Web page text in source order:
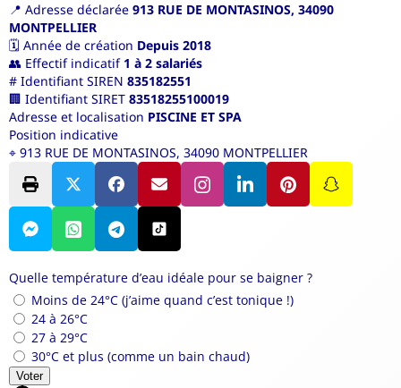
📍 Adresse déclarée 913 RUE DE MONTASINOS, 34090
MONTPELLIER
🗓️ Année de création Depuis 2018
👥 Effectif indicatif 1 à 2 salariés
# Identifiant SIREN 835182551
🏢 Identifiant SIRET 83518255100019
Adresse et localisation PISCINE ET SPA
Position indicative
⌖ 913 RUE DE MONTASINOS, 34090 MONTPELLIER
Quelle température d’eau idéale pour se baigner ?
Moins de 24°C (j’aime quand c’est tonique !)
24 à 26°C
27 à 29°C
30°C et plus (comme un bain chaud)
Voter